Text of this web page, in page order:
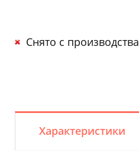
Снято с производства
Характеристики